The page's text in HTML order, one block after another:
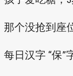
那个没抢到座
每日汉字 “保”